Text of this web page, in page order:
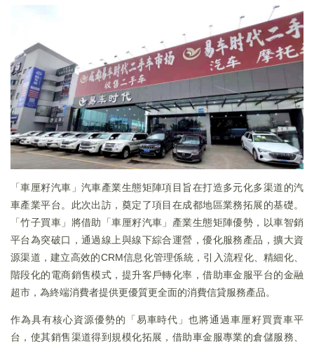
「車厘籽汽車」汽車產業生態矩陣項目旨在打造多元化多渠道的汽
車產業平台。此次出訪，奠定了項目在成都地區業務拓展的基礎。
「竹子買車」將借助「車厘籽汽車」產業生態矩陣優勢，以車智銷
平台為突破口，通過線上與線下綜合運營，優化服務產品，擴大資
源渠道，建立高效的CRM信息化管理係統，引入流程化、精細化、
階段化的電商銷售模式，提升客戶轉化率，借助車金服平台的金融
超市，為終端消費者提供更優質更全面的消費信貸服務產品。
作為具有核心資源優勢的「易車時代」也將通過車厘籽買賣車平
台，使其銷售渠道得到規模化拓展，借助車金服專業的倉儲服務、